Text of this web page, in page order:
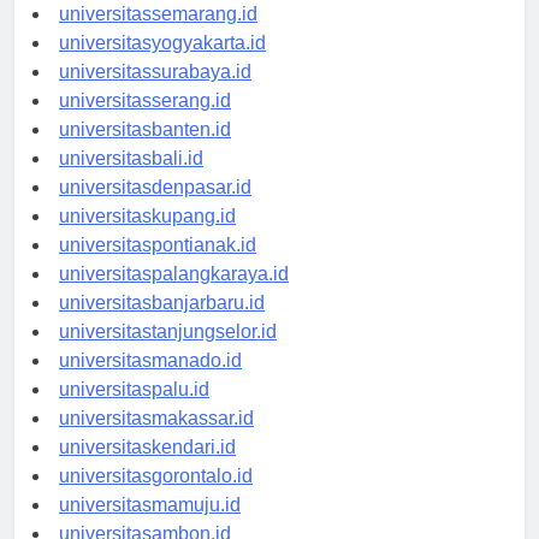
universitasbandung.id
universitassemarang.id
universitasyogyakarta.id
universitassurabaya.id
universitasserang.id
universitasbanten.id
universitasbali.id
universitasdenpasar.id
universitaskupang.id
universitaspontianak.id
universitaspalangkaraya.id
universitasbanjarbaru.id
universitastanjungselor.id
universitasmanado.id
universitaspalu.id
universitasmakassar.id
universitaskendari.id
universitasgorontalo.id
universitasmamuju.id